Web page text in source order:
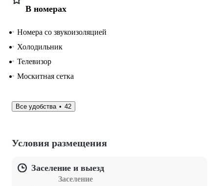
В номерах
Номера со звукоизоляцией
Холодильник
Телевизор
Москитная сетка
Все удобства 42
Условия размещения
Заселение и выезд
Заселение